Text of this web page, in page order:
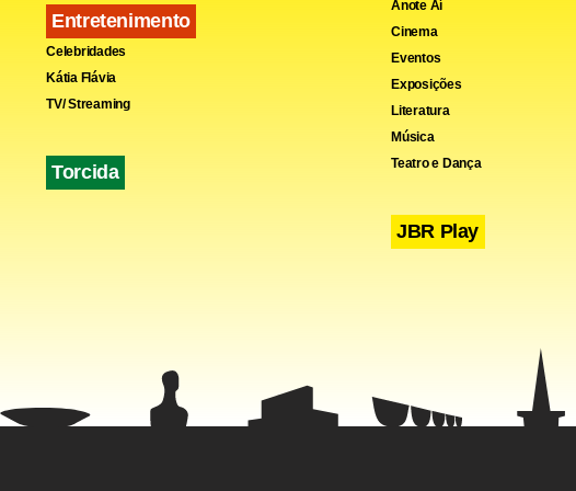
(região serrana do
Entretenimento
Celebridades
Kátia Flávia
TV/ Streaming
Torcida
Anote Aí
Cinema
Eventos
Exposições
Literatura
Música
Teatro e Dança
JBR Play